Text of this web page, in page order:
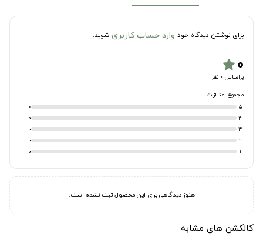
برای نوشتن دیدگاه خود وارد حساب کاربری شوید.
۰star
براساس 0 نفر
مجموع امتیازات
5
0
4
0
3
0
2
0
1
0
هنوز دیدگاهی برای این محصول ثبت نشده است.
کالکشن های مشابه